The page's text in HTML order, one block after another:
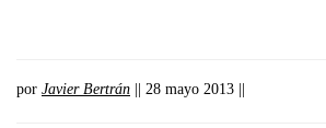
por Javier Bertrán || 28 mayo 2013 ||